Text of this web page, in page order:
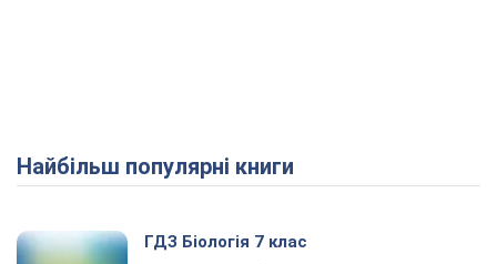
Найбільш популярні книги
ГДЗ Біологія 7 клас